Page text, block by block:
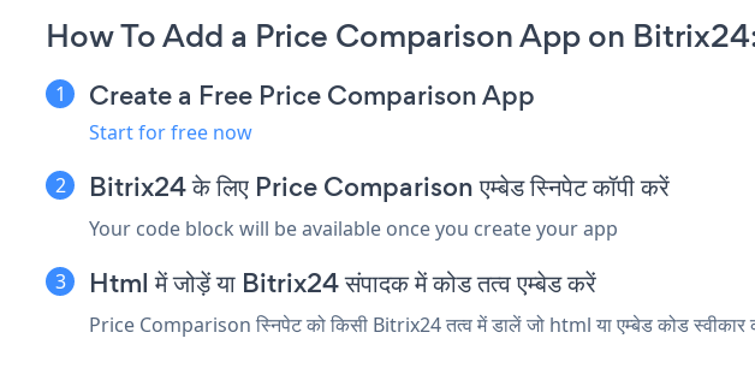
How To Add a Price Comparison App on
Create a Free Price Comparison App
Start for free now
Bitrix24 के लिए Price Comparison एम्बेड स्निपेट कॉपी करें
Your code block will be available once you create your app
Html में जोड़ें या Bitrix24 संपादक में कोड तत्व एम्बेड करें
Price Comparison स्निपेट को किसी Bitrix24 तत्व में डालें जो html या एम्बेड कोड